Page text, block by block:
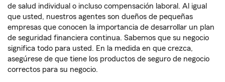
de salud individual o incluso compensación laboral. Al igual
que usted, nuestros agentes son dueños de pequeñas
empresas que conocen la importancia de desarrollar un plan
de seguridad financiera continua. Sabemos que su negocio
significa todo para usted. En la medida en que crezca,
asegúrese de que tiene los productos de seguro de negocio
correctos para su negocio.